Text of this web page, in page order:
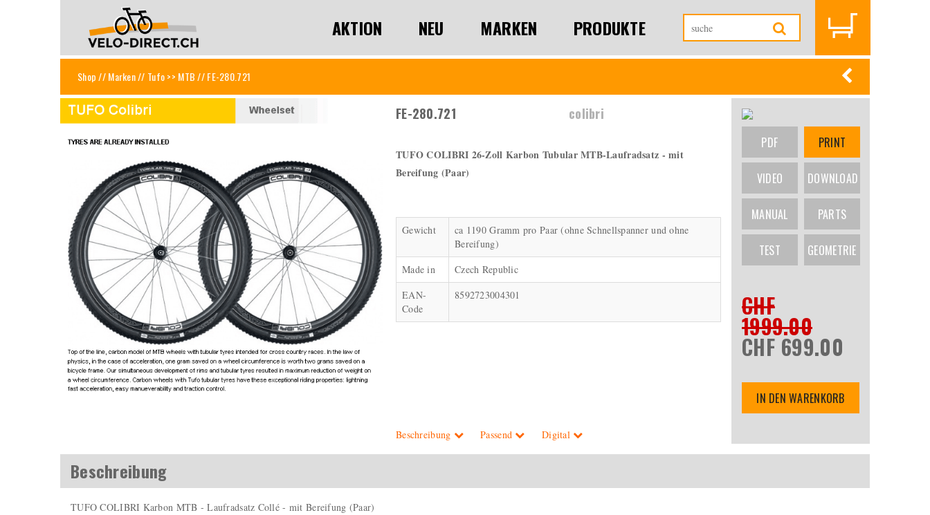
AKTION NEU MARKEN PRODUKTE
Shop//Marken// Tufo >> MTB// FE-280.721
FE-280.721 colibri
TUFO COLIBRI 26-Zoll Karbon Tubular MTB-Laufradsatz - mit
Bereifung (Paar)
Gewicht
ca 1190 Gramm pro Paar (ohne Schnellspanner und ohne
Bereifung)
Made in
Czech Republic
EAN-
Code
8592723004301
Beschreibung Passend Digital
PDF PRINT
VIDEO DOWNLOAD
MANUAL PARTS
TEST GEOMETRIE
CHF
1999.00
CHF 699.00
IN DEN WARENKORB
Beschreibung
TUFO COLIBRI Karbon MTB - Laufradsatz Collé - mit Bereifung (Paar)